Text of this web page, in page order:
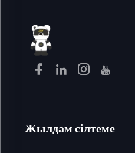
Жылдам сілтеме